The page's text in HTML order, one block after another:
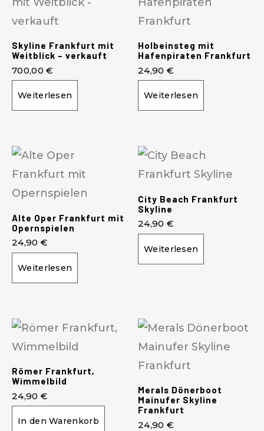
Skyline Frankfurt mit
Weitblick – verkauft
700,00€
Weiterlesen
Holbeinsteg mit
Hafenpiraten Frankfurt
24,90 €
Weiterlesen
Alte Oper Frankfurt mit
Opernspielen
24,90 €
Weiterlesen
City Beach Frankfurt
Skyline
24,90 €
Weiterlesen
Römer Frankfurt,
Wimmelbild
24,90 €
In den Warenkorb
Merals Dönerboot
Mainufer Skyline
Frankfurt
24,90 €